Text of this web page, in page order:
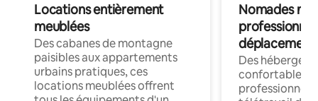
Locations entièrement
meublées
Des cabanes de montagne
paisibles aux appartements
urbains pratiques, ces
locations meublées offrent
Nomades
déplacement
Des
confortables
professionnels